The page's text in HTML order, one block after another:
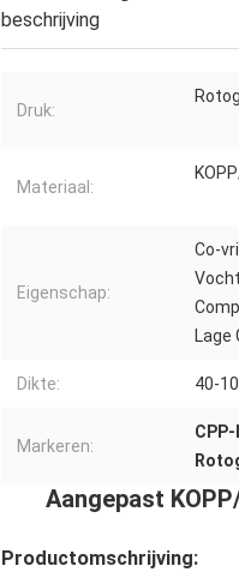
beschrijving
Druk:
Materiaal:
Eigenschap:
Co-
Lage
Dikte: 40-
Markeren:
Aangepast
Productomschrijving: